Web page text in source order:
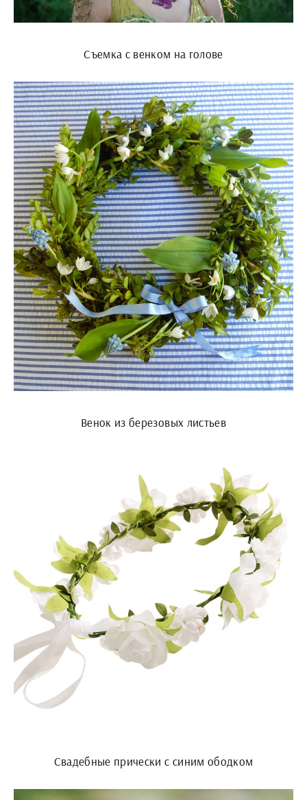
Съемка с венком на голове
Венок из березовых листьев
Свадебные прически с синим ободком